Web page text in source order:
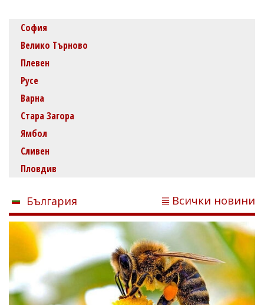
София
Велико Търново
Плевен
Русе
Варна
Стара Загора
Ямбол
Сливен
Пловдив
България Всички новини